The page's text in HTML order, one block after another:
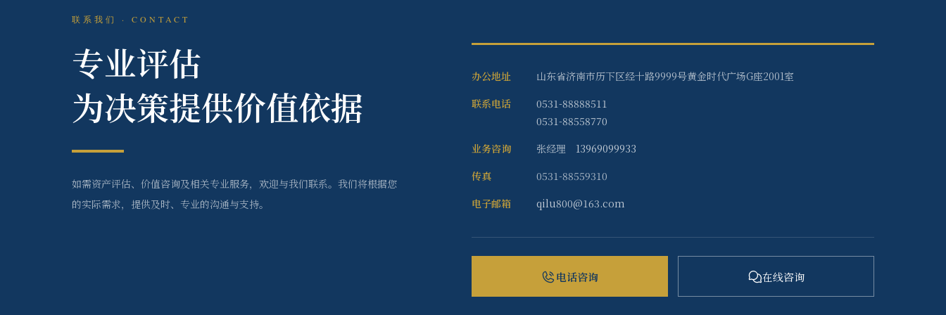
联系我们 · CONTACT
专业评估
为决策提供价值依据
如需资产评估、价值咨询及相关专业服务，欢迎与我们联系。我们将根据您
的实际需求，提供及时、专业的沟通与支持。
办公地址
山东省济南市历下区经十路9999号黄金时代广场G座2001室
联系电话
0531-88888511
0531-88558770
业务咨询
张经理 13969099933
传真
0531-88559310
电子邮箱
qilu800@163.com
电话咨询 在线咨询